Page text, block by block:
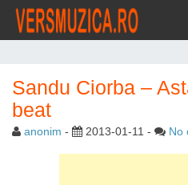
Sandu Ciorba –
beat
anonim - 2013-01-11 - No